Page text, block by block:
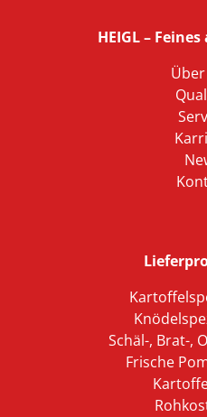
HEIGL –
Schäl-, Brat-,
Frische